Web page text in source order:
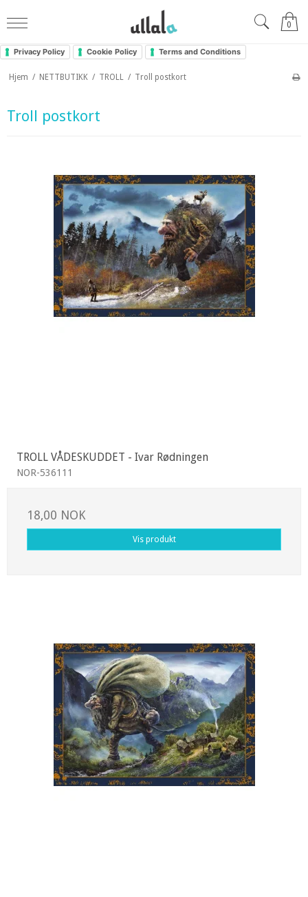
Privacy Policy Cookie Policy Terms and Conditions
0
Hjem / NETTBUTIKK / TROLL / Troll postkort
Troll postkort
TROLL VÅDESKUDDET - Ivar Rødningen
NOR-536111
18,00 NOK
Vis produkt